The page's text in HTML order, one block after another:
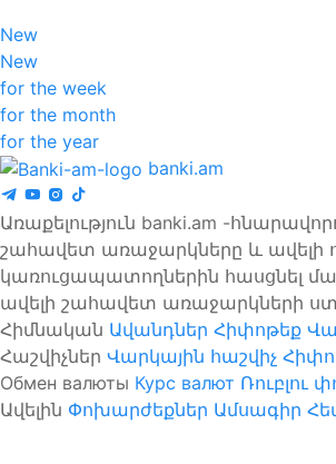
New
New
for the week
for the month
for the year
banki.am
Առաքելություն banki.am -
շահավետ առաջարկները և ավելի
կառուցապատողներին հասցնել
ավելի շահավետ առաջարկների
Հիմնական Ավանդներ Հիփոթեք
Հաշվիչներ Վարկային հաշվիչ
Обмен валюты Курс валют Ռուբլու
Ավելին Փոխարժեքներ Ամսագիր